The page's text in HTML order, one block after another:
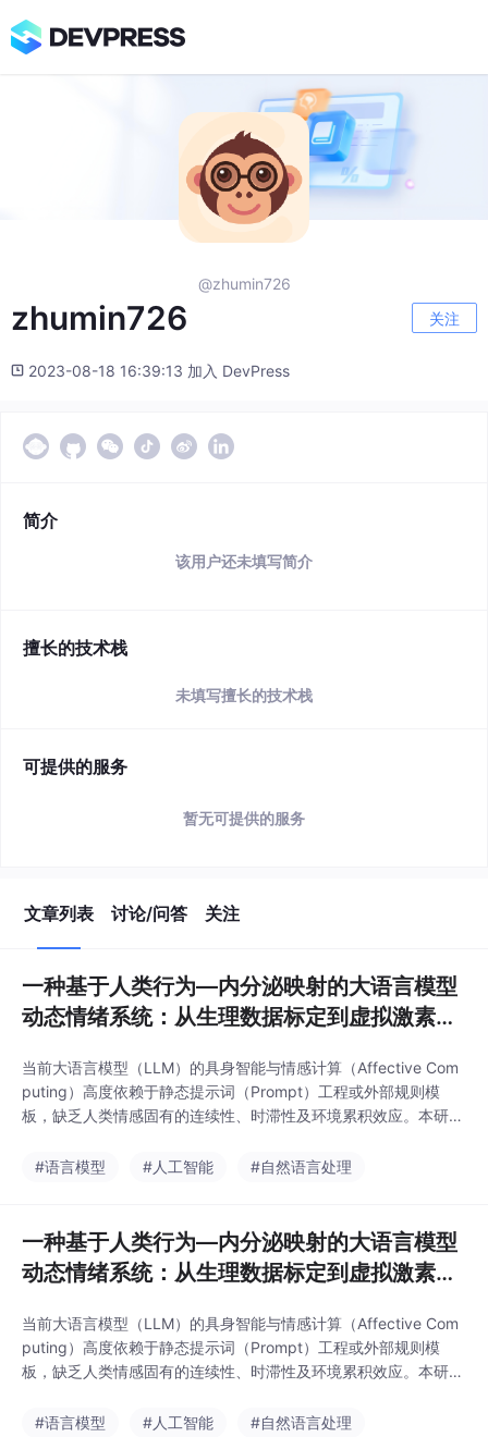
@zhumin726
zhumin726 关注
2023-08-18 16:39:13 加入 DevPress
简介
该用户还未填写简介
擅长的技术栈
未填写擅长的技术栈
可提供的服务
暂无可提供的服务
文章列表 讨论/问答 关注
一种基于人类行为—内分泌映射的大语言模型
动态情绪系统：从生理数据标定到虚拟激素驱
当前大语言模型（LLM）的具身智能与情感计算（Affective Com
puting）高度依赖于静态提示词（Prompt）工程或外部规则模
板，缺乏人类情感固有的连续性、时滞性及环境累积效应。本研究
传统情感计算的先验规则设定，开创性地设计了一条“人类生理数
#语言模型 #人工智能 #自然语言处理
一种基于人类行为—内分泌映射的大语言模型
动态情绪系统：从生理数据标定到虚拟激素驱
当前大语言模型（LLM）的具身智能与情感计算（Affective Com
puting）高度依赖于静态提示词（Prompt）工程或外部规则模
板，缺乏人类情感固有的连续性、时滞性及环境累积效应。本研究
传统情感计算的先验规则设定，开创性地设计了一条“人类生理数
#语言模型 #人工智能 #自然语言处理